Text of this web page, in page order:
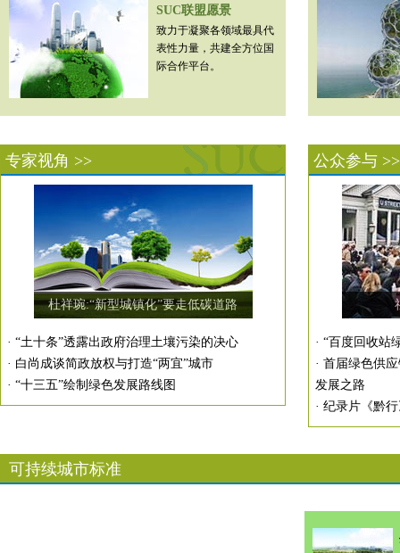
SUC联盟愿景
致力于凝聚各领域最具代
表性力量，共建全方位国
际合作平台。
专家视角 >>
杜祥琬:“新型城镇化”要走低碳道路
· “土十条”透露出政府治理土壤污染的决心
· 白尚成谈简政放权与打造“两宜”城市
· “十三五”绘制绿色发展路线图
公众参与 >>
· “百度回收站
· 首届绿色供
发展之路
· 纪录片《黔
可持续城市标准